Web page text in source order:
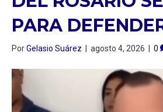
PARA
PorGelasio Suárez agosto 4, 2026 0